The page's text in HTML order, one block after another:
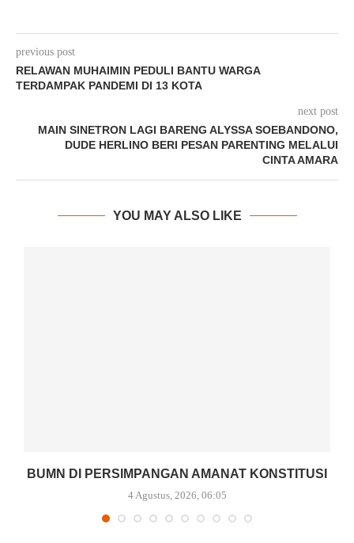
previous post
RELAWAN MUHAIMIN PEDULI BANTU WARGA
TERDAMPAK PANDEMI DI 13 KOTA
next post
MAIN SINETRON LAGI BARENG ALYSSA SOEBANDONO,
DUDE HERLINO BERI PESAN PARENTING MELALUI
CINTA AMARA
YOU MAY ALSO LIKE
BUMN DI PERSIMPANGAN AMANAT KONSTITUSI
4 Agustus, 2026, 06:05